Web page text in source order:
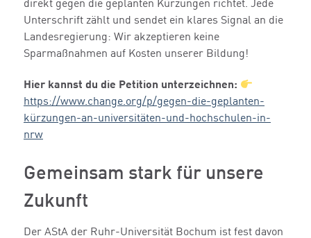
direkt gegen die geplanten Kürzungen richtet. Jede
Unterschrift zählt und sendet ein klares Signal an die
Landesregierung: Wir akzeptieren keine
Sparmaßnahmen auf Kosten unserer Bildung!
Hier kannst du die Petition unterzeichnen:
https://www.change.org/p/gegen-die-geplanten-
kürzungen-an-universitäten-und-hochschulen-in-
nrw
Gemeinsam stark für unsere
Zukunft
Der AStA der Ruhr-Universität Bochum ist fest davon